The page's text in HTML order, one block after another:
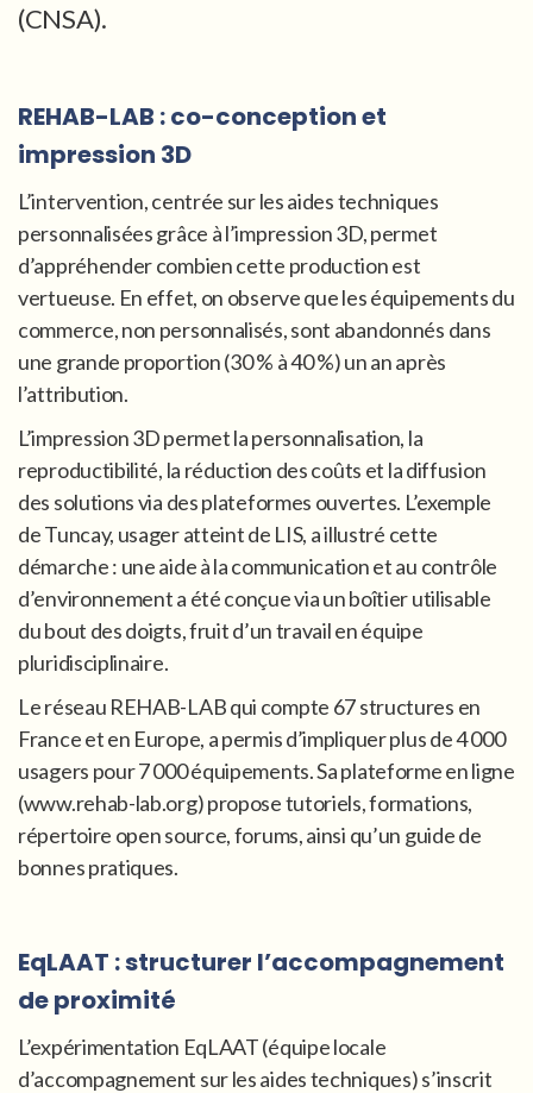
(CNSA).
REHAB-LAB : co-conception et
impression 3D
L’intervention, centrée sur les aides techniques
personnalisées grâce à l’impression 3D, permet
d’appréhender combien cette production est
vertueuse. En effet, on observe que les équipements du
commerce, non personnalisés, sont abandonnés dans
une grande proportion (30 % à 40 %) un an après
l’attribution.
L’impression 3D permet la personnalisation, la
reproductibilité, la réduction des coûts et la diffusion
des solutions via des plateformes ouvertes. L’exemple
de Tuncay, usager atteint de LIS, a illustré cette
démarche : une aide à la communication et au contrôle
d’environnement a été conçue via un boîtier utilisable
du bout des doigts, fruit d’un travail en équipe
pluridisciplinaire.
Le réseau REHAB-LAB qui compte 67 structures en
France et en Europe, a permis d’impliquer plus de 4 000
usagers pour 7 000 équipements. Sa plateforme en ligne
(www.rehab-lab.org) propose tutoriels, formations,
répertoire open source, forums, ainsi qu’un guide de
bonnes pratiques.
EqLAAT : structurer l’accompagnement
de proximité
L’expérimentation EqLAAT (équipe locale
d’accompagnement sur les aides techniques) s’inscrit